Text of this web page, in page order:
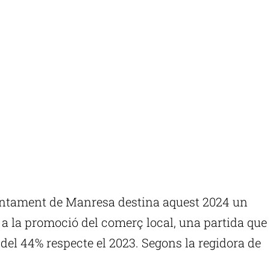
de Manresa destina aquest 2024 un
la promoció del comerç local, una partida que
44% respecte el 2023. Segons la regidora de